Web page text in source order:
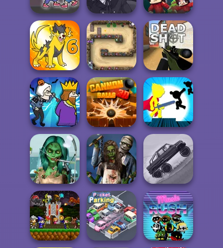
Elevator Fight
Manga Creator
Vampire Hunter
P...
Bloxd.io
Dynamons 6 Canyon Defence Deadshot.io
Murder Cannon Balls 3D
Stickman The
Flash
Ghoulish To
Gorgeous Cool
Zomb...
Zombie
Romance
Hill Climbing
Mania